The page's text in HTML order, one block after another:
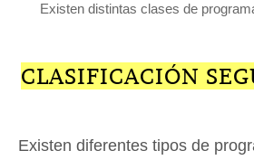
Existen distintas clases de
CLASIFICACIÓN
Existen diferentes tipos de